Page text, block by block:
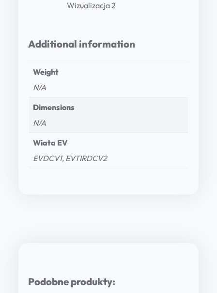
Wizualizacja 2
Additional information
Weight
N/A
Dimensions
N/A
Wiata EV
EVDCV1, EVTIRDCV2
Podobne produkty: